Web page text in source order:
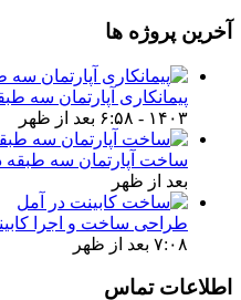
آخرین پروژه ها
پیمانکاری آپارتمان سه طبقه 6 واحد در
۱۴۰۳ - ۶:۵۸ بعد از ظهر
ساخت آپارتمان سه طبقه
بعد از ظهر
طراحی ساخت و اجرا
۷:۰۸ بعد از ظهر
اطلاعات تماس